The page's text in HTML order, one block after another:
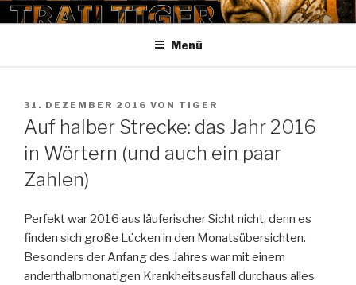
Zum
InhaltTRAILTIGER
Menü
VERÖFFENTLICHT
AM
31. DEZEMBER 2016 VON TIGER
Auf halber Strecke: das Jahr 2016
in Wörtern (und auch ein paar
Zahlen)
Perfekt war 2016 aus läuferischer Sicht nicht, denn es
finden sich große Lücken in den Monatsübersichten.
Besonders der Anfang des Jahres war mit einem
anderthalbmonatigen Krankheitsausfall durchaus alles